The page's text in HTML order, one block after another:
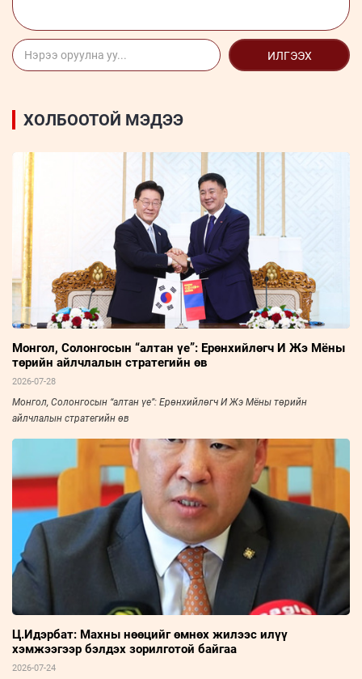
ИЛГЭЭХ
ХОЛБООТОЙ МЭДЭЭ
Монгол, Солонгосын “алтан үе”: Ерөнхийлөгч И Жэ Мёны
төрийн айлчлалын стратегийн өв
2026-07-28
Монгол, Солонгосын “алтан үе”: Ерөнхийлөгч И Жэ Мёны төрийн
айлчлалын стратегийн өв
Ц.Идэрбат: Махны нөөцийг өмнөх жилээс илүү
хэмжээгээр бэлдэх зорилготой байгаа
2026-07-24